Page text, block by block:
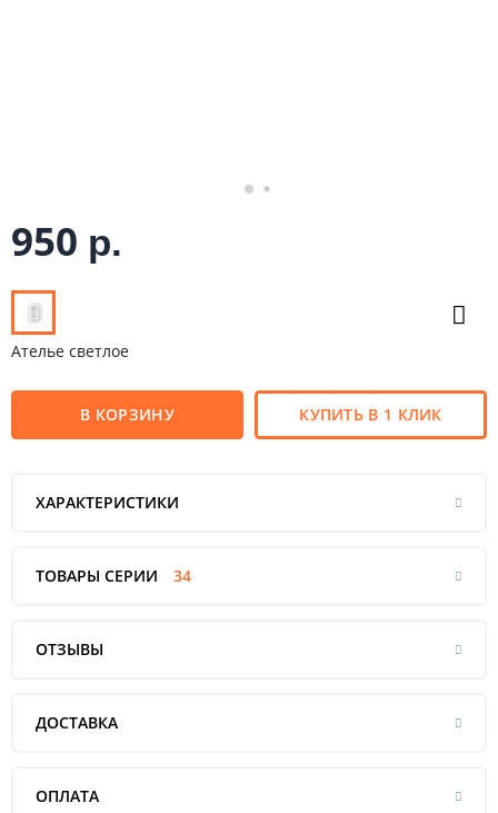
950 р.
Ателье светлое
В КОРЗИНУ КУПИТЬ В 1 КЛИК
ХАРАКТЕРИСТИКИ
ТОВАРЫ СЕРИИ 34
ОТЗЫВЫ
ДОСТАВКА
ОПЛАТА